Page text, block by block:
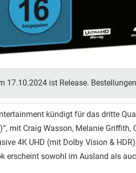
17.10.2024 ist Release.
kündigt für das dritte
mit Craig Wasson, Melanie Griffith,
4K UHD (mit Dolby Vision &
erscheint sowohl im Ausland als